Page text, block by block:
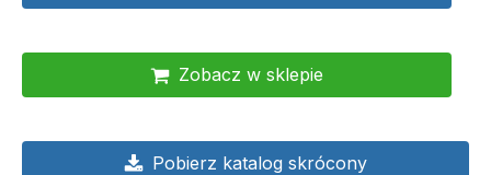
Zobacz w sklepie
Pobierz katalog skrócony